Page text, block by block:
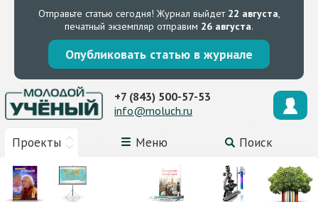
Отправьте статью сегодня! Журнал выйдет 22 августа,
печатный экземпляр отправим 26 августа.
Опубликовать статью в журнале
Проекты Меню Поиск
+7 (843) 500-57-53
info@moluch.ru